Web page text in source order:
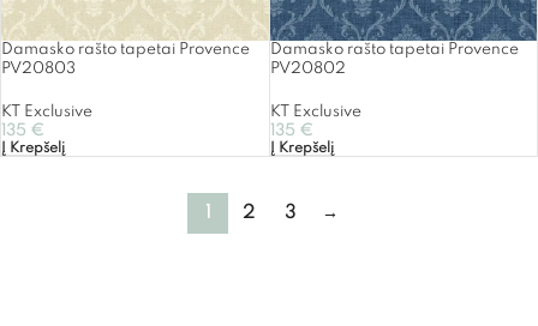
Damasko rašto tapetai Provence
PV20803
KT Exclusive
135 €
Į Krepšelį
Damasko rašto tapetai Provence
PV20802
KT Exclusive
135 €
Į Krepšelį
2 3 →